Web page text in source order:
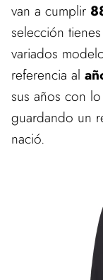
van a cumplir
selección
variados
referencia al
sus años con
guardando un
nació.